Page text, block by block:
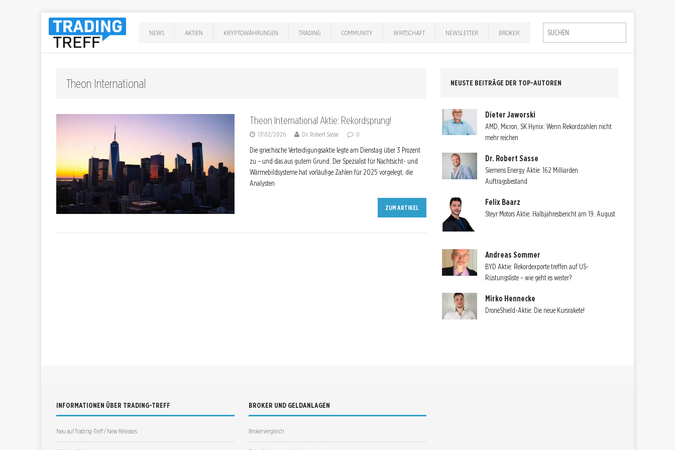
NEWS AKTIEN KRYPTOWÄHRUNGEN TRADING COMMUNITY WIRTSCHAFT NEWSLETTER BROKER
Theon International
Theon International Aktie: Rekordsprung!
17/02/2026 Dr. Robert Sasse 0
Die griechische Verteidigungsaktie legte am Dienstag über 3 Prozent
zu – und das aus gutem Grund. Der Spezialist für Nachtsicht- und
Wärmebildsysteme hat vorläufige Zahlen für 2025 vorgelegt, die
Analysten
ZUM ARTIKEL
NEUSTE BEITRÄGE DER TOP-AUTOREN
Dieter Jaworski
AMD, Micron, SK Hynix: Wenn Rekordzahlen nicht
mehr reichen
Dr. Robert Sasse
Siemens Energy Aktie: 162 Milliarden
Auftragsbestand
Felix Baarz
Steyr Motors Aktie: Halbjahresbericht am 19. August
Andreas Sommer
BYD Aktie: Rekordexporte treffen auf US-
Rüstungsliste – wie geht es weiter?
Mirko Hennecke
DroneShield-Aktie: Die neue Kursrakete!
INFORMATIONEN ÜBER TRADING-TREFF
Neu auf Trading-Treff / New Releases
BROKER UND GELDANLAGEN
Brokervergleich